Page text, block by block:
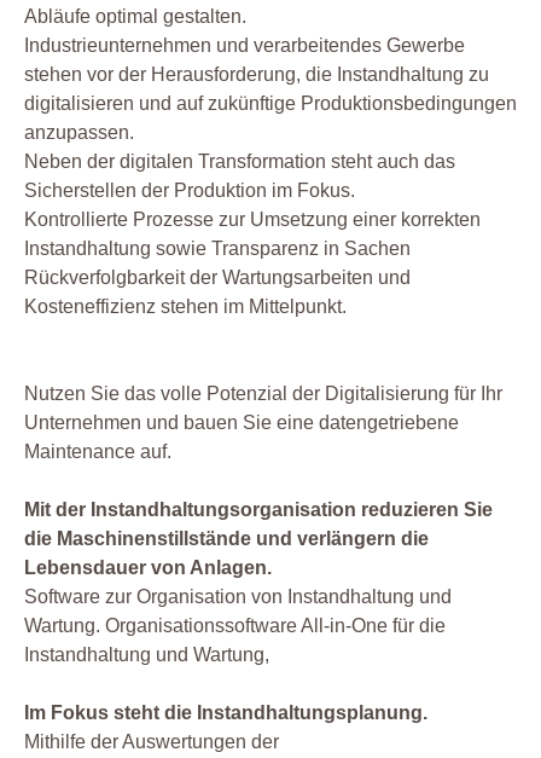
Abläufe optimal gestalten.
Industrieunternehmen und verarbeitendes Gewerbe
stehen vor der Herausforderung, die Instandhaltung zu
digitalisieren und auf zukünftige Produktionsbedingungen
anzupassen.
Neben der digitalen Transformation steht auch das
Sicherstellen der Produktion im Fokus.
Kontrollierte Prozesse zur Umsetzung einer korrekten
Instandhaltung sowie Transparenz in Sachen
Rückverfolgbarkeit der Wartungsarbeiten und
Kosteneffizienz stehen im Mittelpunkt.
Nutzen Sie das volle Potenzial der Digitalisierung für Ihr
Unternehmen und bauen Sie eine datengetriebene
Maintenance auf.
Mit der Instandhaltungsorganisation reduzieren Sie
die Maschinenstillstände und verlängern die
Lebensdauer von Anlagen.
Software zur Organisation von Instandhaltung und
Wartung. Organisationssoftware All-in-One für die
Instandhaltung und Wartung,
Im Fokus steht die Instandhaltungsplanung.
Mithilfe der Auswertungen der